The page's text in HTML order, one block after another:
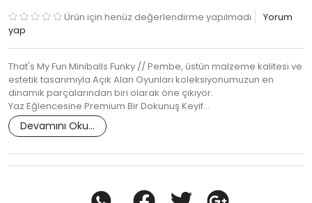
Ürün için henüz değerlendirme yapılmadı
Yorum
yap
That's My Fun Miniballs Funky // Pembe, üstün malzeme kalitesi ve
estetik tasarımıyla Açık Alan Oyunları koleksiyonumuzun en
dinamik parçalarından biri olarak öne çıkıyor.
Yaz Eğlencesine Premium Bir Dokunuş Keyif…
Devamını Oku...